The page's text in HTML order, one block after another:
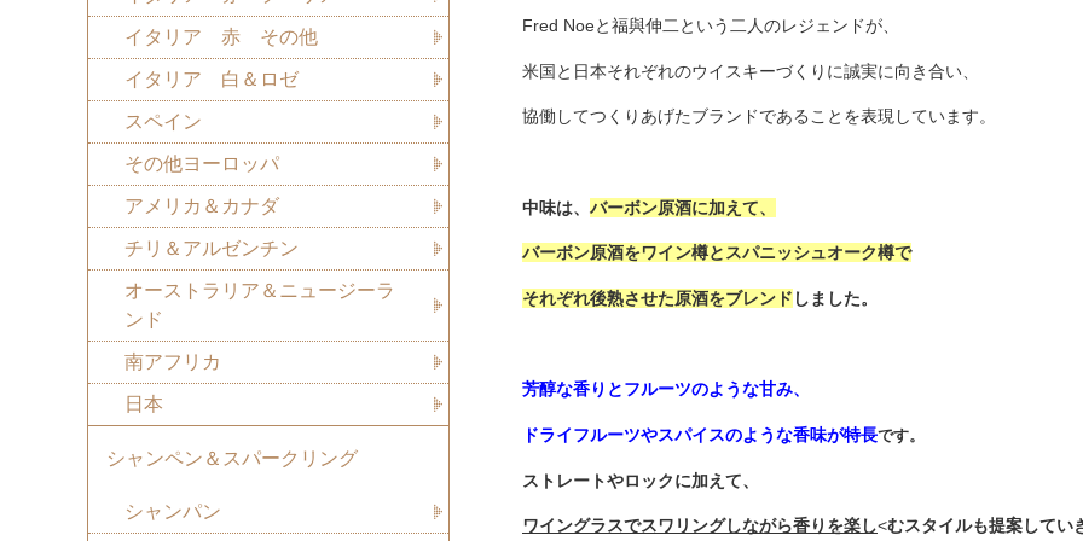
Fred Noeと福與伸二という二人のレジェンドが、
米国と日本それぞれのウイスキーづくりに誠実に向き合い、
協働してつくりあげたブランドであることを表現しています。
中味は、 バーボン原酒に加えて、
バーボン原酒をワイン樽とスパニッシュオーク樽で
それぞれ後熟させた原酒をブレンド しました。
芳醇な香りとフルーツのような甘み、
ドライフルーツやスパイスのような香味が特長です。
ストレートやロックに加えて、
ワイングラスでスワリングしながら香りを楽し<むスタイルも提案してい
イタリア 赤 その他
イタリア 白＆ロゼ
スペイン
その他ヨーロッパ
アメリカ＆カナダ
チリ＆アルゼンチン
オーストラリア＆ニュージーラ
ンド
南アフリカ
日本
シャンペン＆スパークリング
シャンパン